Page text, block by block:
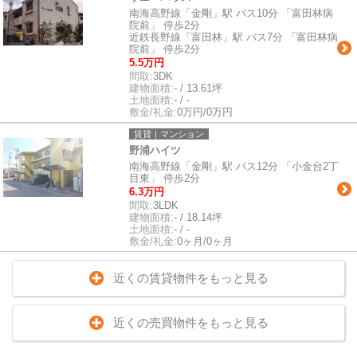
南海高野線「金剛」駅 バス10分 「富田林病
院前」 停歩2分
近鉄長野線「富田林」駅 バス7分 「富田林病
院前」 停歩2分
5.5万円
間取:3DK
建物面積:- / 13.61坪
土地面積:- / -
敷金/礼金:0万円/0万円
賃貸｜マンション
野浦ハイツ
南海高野線「金剛」駅 バス12分 「小金台2丁
目東」 停歩2分
6.3万円
間取:3LDK
建物面積:- / 18.14坪
土地面積:- / -
敷金/礼金:0ヶ月/0ヶ月
近くの賃貸物件をもっと見る
近くの売買物件をもっと見る